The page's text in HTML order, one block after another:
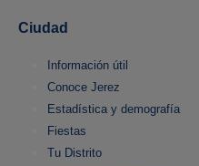
Ciudad
Información útil
Conoce Jerez
Estadística y demografía
Fiestas
Tu Distrito